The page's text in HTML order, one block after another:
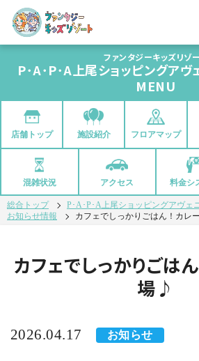
ファンタジーキッズリゾ
P･A･P･A上尾ショッピングアヴ
MENU
店舗トップ 施設紹介 フロアマップ
混雑状況 アクセス 料金シ
総合トップ
P･A･P･A上尾ショッピングアヴェ
お知らせ情報
カフェでしっかりごはん！カレ
カフェでしっかりごは
場♪
2026.04.17 お知らせ